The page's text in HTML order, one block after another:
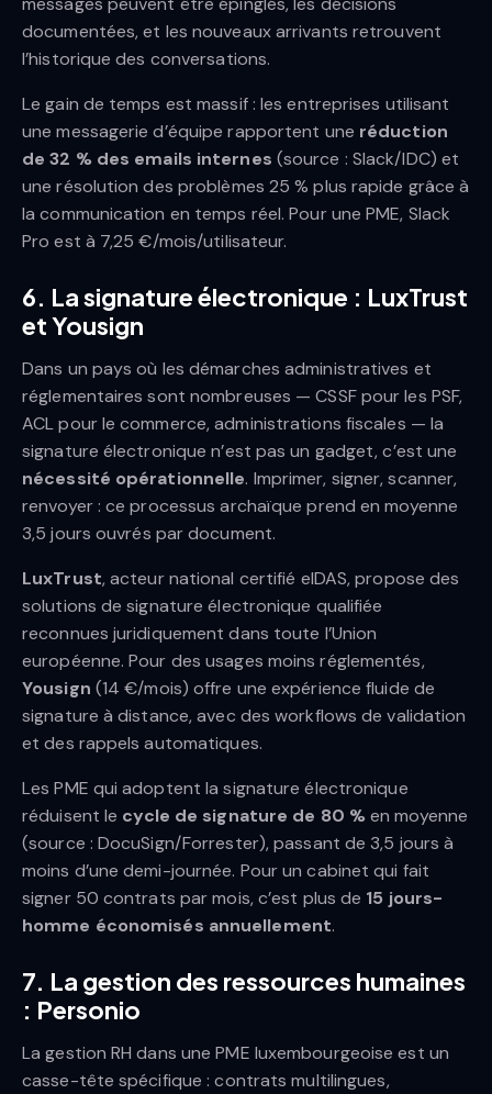
documentées, et les nouveaux arrivants retrouvent
l’historique des conversations.
Le gain de temps est massif : les entreprises utilisant
une messagerie d’équipe rapportent une réduction
de 32 % des emails internes (source : Slack/IDC) et
une résolution des problèmes 25 % plus rapide grâce à
la communication en temps réel. Pour une PME, Slack
Pro est à 7,25 €/mois/utilisateur.
6. La signature électronique : LuxTrust
et Yousign
Dans un pays où les démarches administratives et
réglementaires sont nombreuses — CSSF pour les PSF,
ACL pour le commerce, administrations fiscales — la
signature électronique n’est pas un gadget, c’est une
nécessité opérationnelle. Imprimer, signer, scanner,
renvoyer : ce processus archaïque prend en moyenne
3,5 jours ouvrés par document.
LuxTrust, acteur national certifié eIDAS, propose des
solutions de signature électronique qualifiée
reconnues juridiquement dans toute l’Union
européenne. Pour des usages moins réglementés,
Yousign (14 €/mois) offre une expérience fluide de
signature à distance, avec des workflows de validation
et des rappels automatiques.
Les PME qui adoptent la signature électronique
réduisent le cycle de signature de 80 %en moyenne
(source : DocuSign/Forrester), passant de 3,5 jours à
moins d’une demi-journée. Pour un cabinet qui fait
signer 50 contrats par mois, c’est plus de 15 jours-
homme économisés annuellement.
7. La gestion des ressources humaines
: Personio
La gestion RH dans une PME luxembourgeoise est un
casse-tête spécifique : contrats multilingues,